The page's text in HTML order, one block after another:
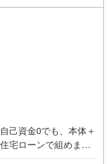
己資金0でも、本体＋
宅ローンで組めま